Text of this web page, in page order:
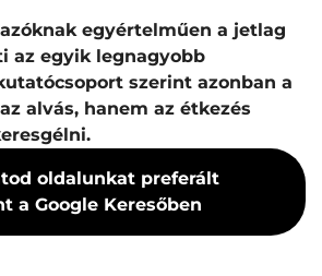
egyértelműen a jetlag
az egyik legnagyobb
szerint azonban a
alvás, hanem az étkezés
oldalunkat preferált
a Google Keresőben